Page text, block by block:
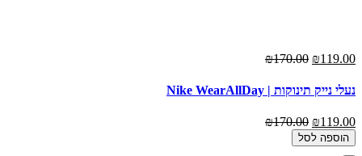
₪119.00
₪170.00
נעלי נייק תינוקות | Nike WearAllDay
₪119.00
₪170.00
הוספה לסל